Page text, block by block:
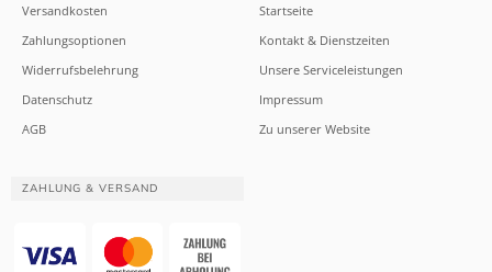
Versandkosten
Zahlungsoptionen
Widerrufsbelehrung
Datenschutz
AGB
Startseite
Kontakt & Dienstzeiten
Unsere Serviceleistungen
Impressum
Zu unserer Website
ZAHLUNG & VERSAND